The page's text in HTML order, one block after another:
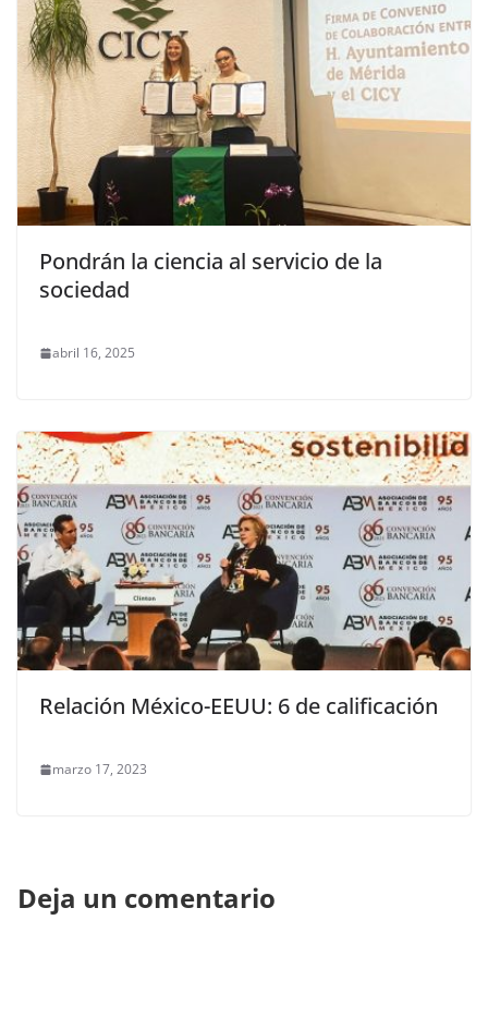
Pondrán la ciencia al servicio de la
sociedad
abril 16, 2025
Relación México-EEUU: 6 de calificación
marzo 17, 2023
Deja un comentario